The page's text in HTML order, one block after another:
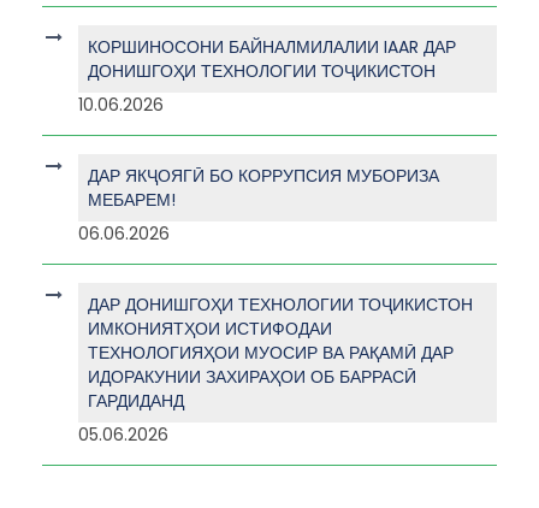
КОРШИНОСОНИ БАЙНАЛМИЛАЛИИ IAAR ДАР
ДОНИШГОҲИ ТЕХНОЛОГИИ ТОҶИКИСТОН
10.06.2026
ДАР ЯКҶОЯГӢ БО КОРРУПСИЯ МУБОРИЗА
МЕБАРЕМ!
06.06.2026
ДАР ДОНИШГОҲИ ТЕХНОЛОГИИ ТОҶИКИСТОН
ИМКОНИЯТҲОИ ИСТИФОДАИ
ТЕХНОЛОГИЯҲОИ МУОСИР ВА РАҚАМӢ ДАР
ИДОРАКУНИИ ЗАХИРАҲОИ ОБ БАРРАСӢ
ГАРДИДАНД
05.06.2026